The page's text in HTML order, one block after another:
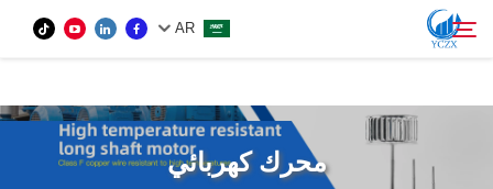
var images = document.getElementsByTagName('img'); for (var i = 0; i <
images.length; i++) { if (!images[i].getAttribute('alt')) { images[i].setAttribute('alt', ''); } }
AR
بحث محرك كهربائي